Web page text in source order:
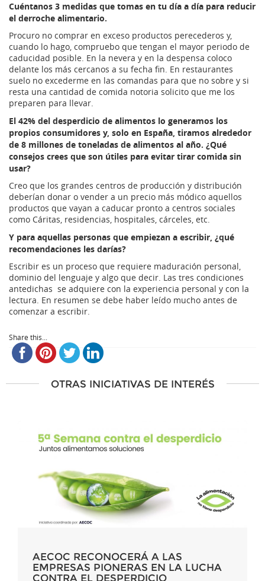
Cuéntanos 3 medidas que tomas en tu día a día para reducir
el derroche alimentario.
Procuro no comprar en exceso productos perecederos y,
cuando lo hago, compruebo que tengan el mayor periodo de
caducidad posible. En la nevera y en la despensa coloco
delante los más cercanos a su fecha fin. En restaurantes
suelo no excederme en las comandas para que no sobre y si
resta una cantidad de comida notoria solicito que me los
preparen para llevar.
El 42% del desperdicio de alimentos lo generamos los
propios consumidores y, solo en España, tiramos alrededor
de 8 millones de toneladas de alimentos al año. ¿Qué
consejos crees que son útiles para evitar tirar comida sin
usar?
Creo que los grandes centros de producción y distribución
deberían donar o vender a un precio más módico aquellos
productos que vayan a caducar pronto a centros sociales
como Cáritas, residencias, hospitales, cárceles, etc.
Y para aquellas personas que empiezan a escribir, ¿qué
recomendaciones les darías?
Escribir es un proceso que requiere maduración personal,
dominio del lenguaje y algo que decir. Las tres condiciones
antedichas se adquiere con la experiencia personal y con la
lectura. En resumen se debe haber leído mucho antes de
comenzar a escribir.
Share this...
OTRAS INICIATIVAS DE INTERÉS
AECOC RECONOCERÁ A LAS
EMPRESAS PIONERAS EN LA LUCHA
CONTRA EL DESPERDICIO